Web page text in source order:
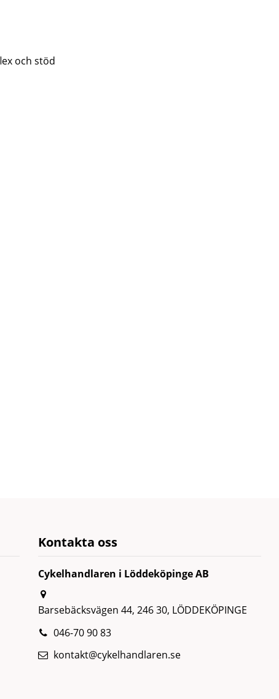
och stöd
Kontakta oss
Cykelhandlaren i Löddeköpinge AB
Barsebäcksvägen 44, 246 30, LÖDDEKÖPINGE
046-70 90 83
kontakt@cykelhandlaren.se